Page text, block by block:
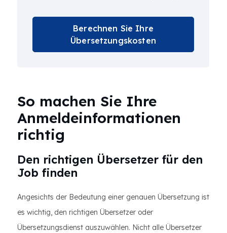
Berechnen Sie Ihre
Übersetzungskosten
So machen Sie Ihre
Anmeldeinformationen
richtig
Den richtigen Übersetzer für den
Job finden
Angesichts der Bedeutung einer genauen Übersetzung ist
es wichtig, den richtigen Übersetzer oder
Übersetzungsdienst auszuwählen. Nicht alle Übersetzer